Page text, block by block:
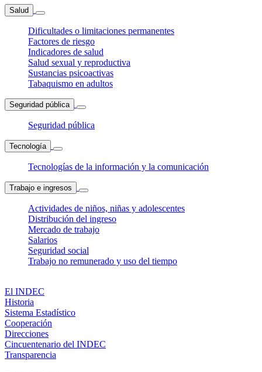
Salud
Dificultades o limitaciones permanentes
Factores de riesgo
Indicadores de salud
Salud sexual y reproductiva
Sustancias psicoactivas
Tabaquismo en adultos
Seguridad pública
Seguridad pública
Tecnología
Tecnologías de la información y la comunicación
Trabajo e ingresos
Actividades de niños, niñas y adolescentes
Distribución del ingreso
Mercado de trabajo
Salarios
Seguridad social
Trabajo no remunerado y uso del tiempo
El INDEC
Historia
Sistema Estadístico
Cooperación
Direcciones
Cincuentenario del INDEC
Transparencia